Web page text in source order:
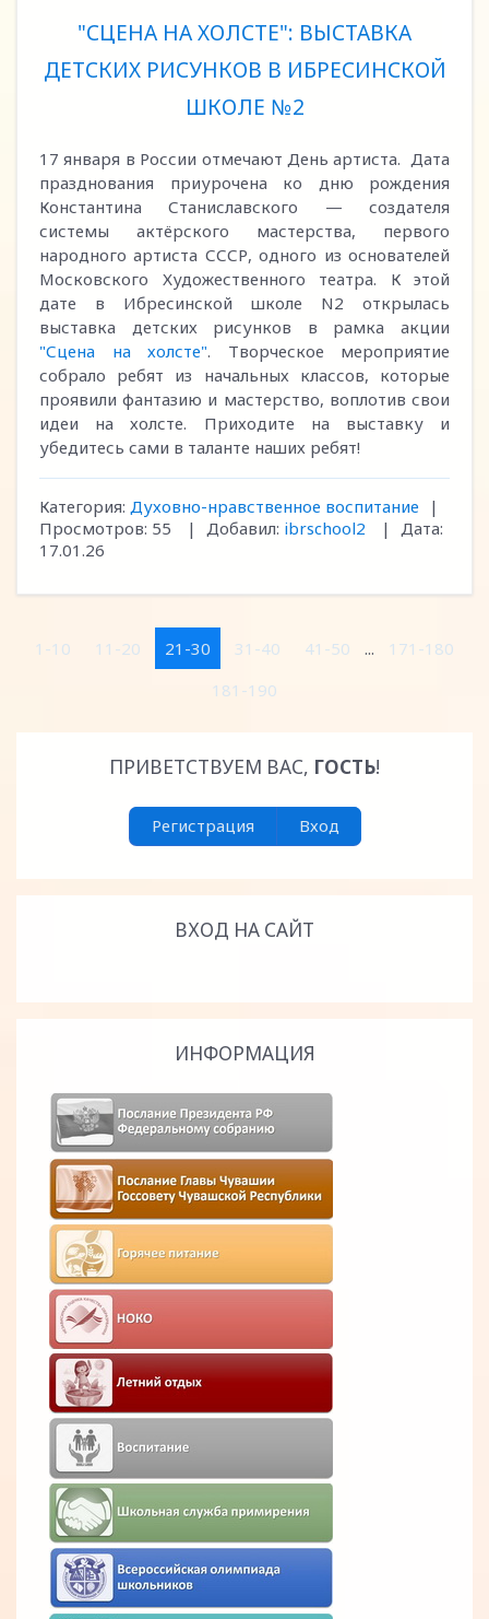
"СЦЕНА НА ХОЛСТЕ": ВЫСТАВКА
ДЕТСКИХ РИСУНКОВ В ИБРЕСИНСКОЙ
ШКОЛЕ №2
17 января в России отмечают День артиста. Дата
празднования приурочена ко дню рождения
Константина Станиславского — создателя
системы актёрского мастерства, первого
народного артиста СССР, одного из основателей
Московского Художественного театра. К этой
дате в Ибресинской школе N2 открылась
выставка детских рисунков в рамка акции
"Сцена на холсте". Творческое мероприятие
собрало ребят из начальных классов, которые
проявили фантазию и мастерство, воплотив свои
идеи на холсте. Приходите на выставку и
убедитесь сами в таланте наших ребят!
Категория: Духовно-нравственное воспитание
|
Просмотров: 55 | Добавил: ibrschool2 |
Дата:
17.01.26
1-10 11-20 21-30 31-40 41-50 ...
171-180
181-190
ПРИВЕТСТВУЕМ ВАС, ГОСТЬ!
Регистрация Вход
ВХОД НА САЙТ
ИНФОРМАЦИЯ